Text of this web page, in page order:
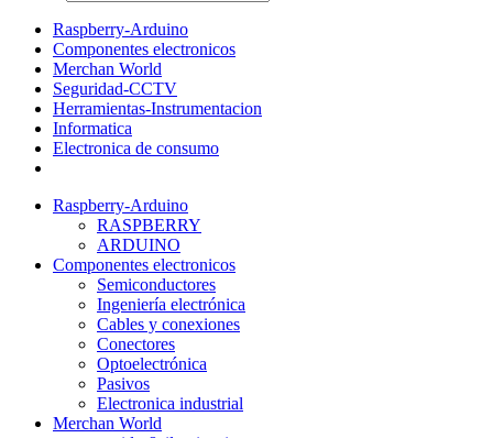
Raspberry-Arduino
Componentes electronicos
Merchan World
Seguridad-CCTV
Herramientas-Instrumentacion
Informatica
Electronica de consumo
Raspberry-Arduino
RASPBERRY
ARDUINO
Componentes electronicos
Semiconductores
Ingeniería electrónica
Cables y conexiones
Conectores
Optoelectrónica
Pasivos
Electronica industrial
Merchan World